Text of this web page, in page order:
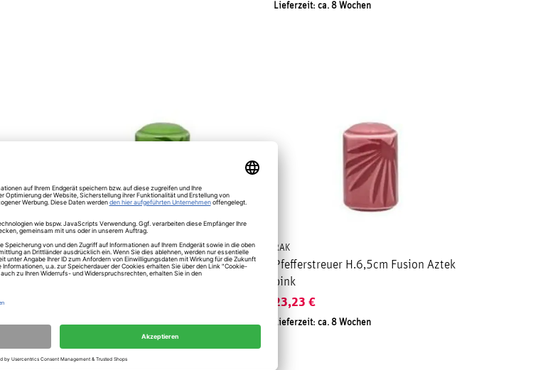
Lieferzeit: ca. 8 Wochen
Aztek
RAK
Pfefferstreuer H.6,5cm Fusion Aztek
Lieferzeit: ca. 8 Wochen
RAK
Pfefferstreuer H.6,5cm Fusion Aztek
pink
23,23 €
Lieferzeit: ca. 8 Wochen